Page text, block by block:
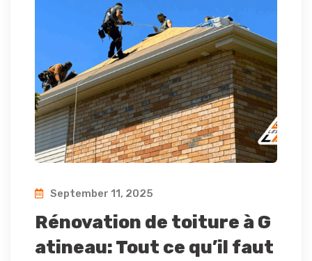
September 11, 2025
Rénovation de toiture à G
atineau: Tout ce qu’il faut